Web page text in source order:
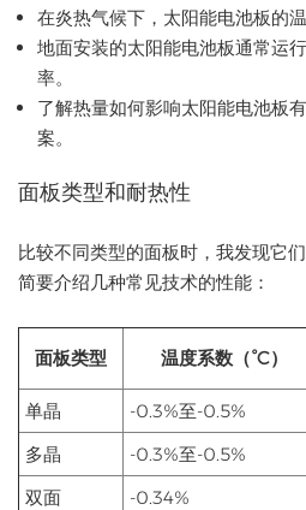
在炎热气候下，太阳能电池板的温
地面安装的太阳能电池板通常运
率。
了解热量如何影响太阳能电池板
案。
面板类型和耐热性
比较不同类型的面板时，我发现它
简要介绍几种常见技术的性能：
面板类型 温度系数（°C）
单晶 -0.3%至-0.5%
多晶
-0.3%至-0.5%
双面
-0.34%